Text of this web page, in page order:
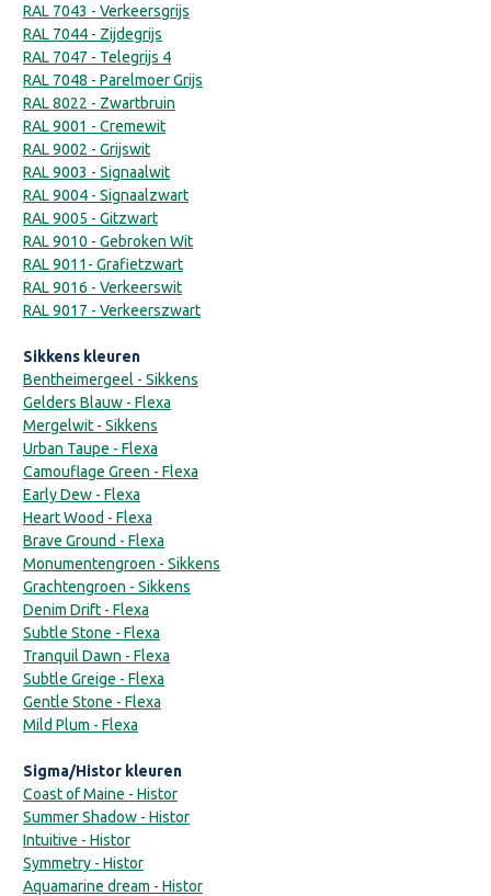
RAL 7043 - Verkeersgrijs
RAL 7044 - Zijdegrijs
RAL 7047 - Telegrijs 4
RAL 7048 - Parelmoer Grijs
RAL 8022 - Zwartbruin
RAL 9001 - Cremewit
RAL 9002 - Grijswit
RAL 9003 - Signaalwit
RAL 9004 - Signaalzwart
RAL 9005 - Gitzwart
RAL 9010 - Gebroken Wit
RAL 9011- Grafietzwart
RAL 9016 - Verkeerswit
RAL 9017 - Verkeerszwart
Sikkens kleuren
Bentheimergeel - Sikkens
Gelders Blauw - Flexa
Mergelwit - Sikkens
Urban Taupe - Flexa
Camouflage Green - Flexa
Early Dew - Flexa
Heart Wood - Flexa
Brave Ground - Flexa
Monumentengroen - Sikkens
Grachtengroen - Sikkens
Denim Drift - Flexa
Subtle Stone - Flexa
Tranquil Dawn - Flexa
Subtle Greige - Flexa
Gentle Stone - Flexa
Mild Plum - Flexa
Sigma/Histor kleuren
Coast of Maine - Histor
Summer Shadow - Histor
Intuitive - Histor
Symmetry - Histor
Aquamarine dream - Histor